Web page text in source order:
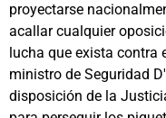
proyectarse
acallar cualquier
lucha que exista contra
ministro de Seguridad
disposición de la